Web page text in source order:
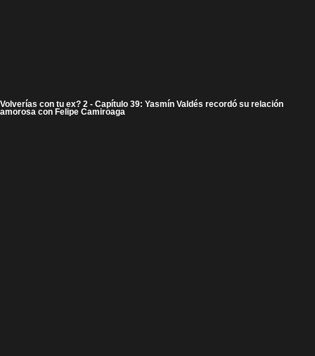
Volverías con tu ex? 2 - Capítulo 39: Yasmín Valdés recordó su relación
amorosa con Felipe Camiroaga